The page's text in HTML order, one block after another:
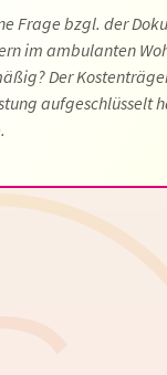
Frage bzgl. der
im ambulanten
Der
aufgeschlüsselt